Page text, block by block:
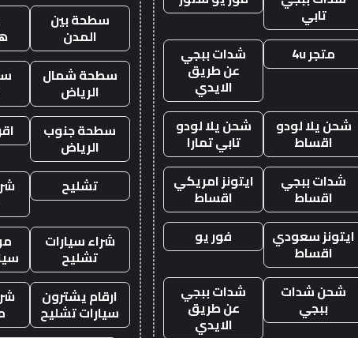
تابي
متجر 4u شدات ببجي
عن طريق
الايدي
شحن يلا لودو
اقساط
شحن يلا لودو
تابي تمارا
شدات ببجي
اقساط
ايتونز امريكي
اقساط
ايتونز سعودي
اقساط
فور يو
شحن شدات
ببجي
شدات ببجي
عن طريق
الايدي
سطحة بين
المدن
سطحة شمال
الرياض
سطحة جنوب
الرياض
تشليح
شراء سيارات
تشليح
ارقام يشترون
سيارات تشليح